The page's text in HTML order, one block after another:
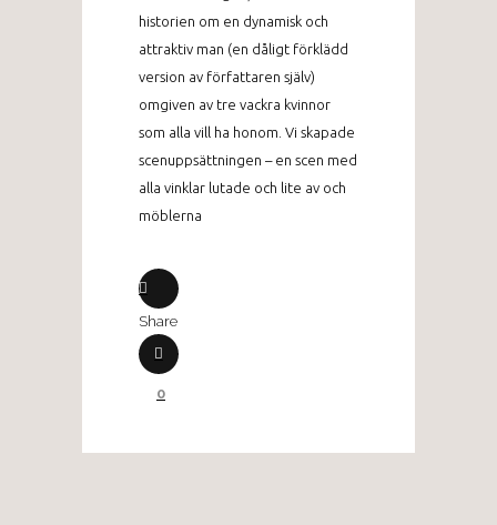
historien om en dynamisk och
attraktiv man (en dåligt förklädd
version av författaren själv)
omgiven av tre vackra kvinnor
som alla vill ha honom. Vi skapade
scenuppsättningen – en scen med
alla vinklar lutade och lite av och
möblerna
Share
0